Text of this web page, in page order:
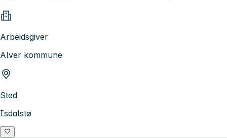
Arbeidsgiver
Alver kommune
Sted
Isdalstø